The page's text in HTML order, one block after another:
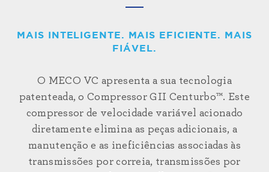
MAIS INTELIGENTE. MAIS EFICIENTE. MAIS
FIÁVEL.
O MECO VC apresenta a sua tecnologia
patenteada, o Compressor GII Centurbo™. Este
compressor de velocidade variável acionado
diretamente elimina as peças adicionais, a
manutenção e as ineficiências associadas às
transmissões por correia, transmissões por